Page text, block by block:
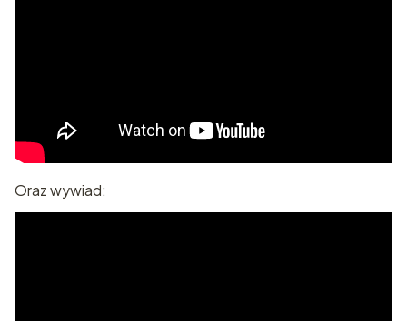
Oraz wywiad: